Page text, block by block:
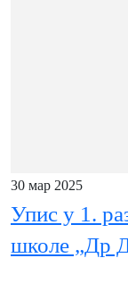
30 мар 2025
Упис у 1.
школе „Др